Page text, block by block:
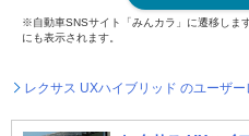
※自動車SNSサイト「みんカラ」に遷移しま
にも表示されます。
レクサス UXハイブリッド のユーザ